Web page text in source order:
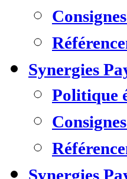
Synergies
Politique
Synergies